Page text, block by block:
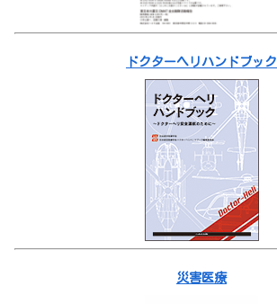
ドクターヘリハンドブック
災害医療